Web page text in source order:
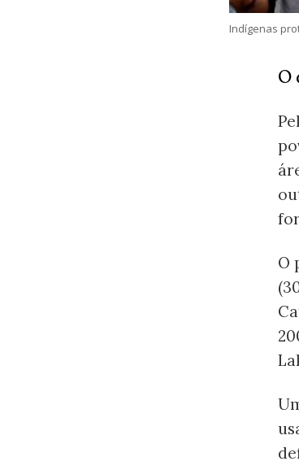
Indígenas
O
O